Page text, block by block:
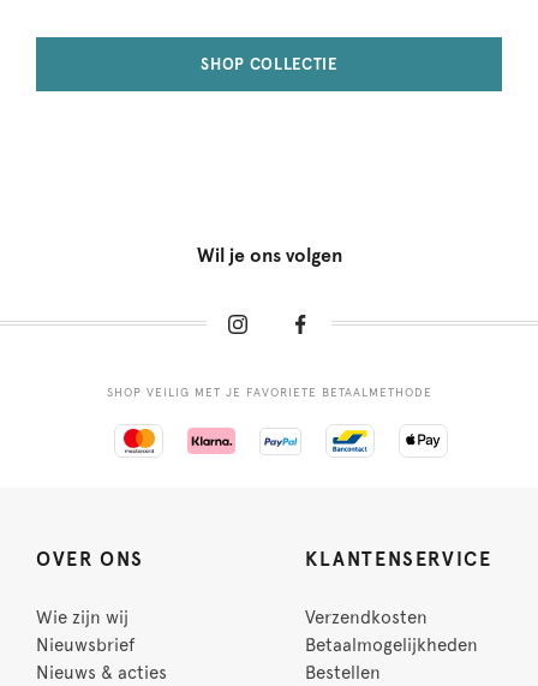
SHOP COLLECTIE
Wil je ons volgen
SHOP VEILIG MET JE FAVORIETE BETAALMETHODE
OVER ONS
Wie zijn wij
Nieuwsbrief
Nieuws & acties
KLANTENSERVICE
Verzendkosten
Betaalmogelijkheden
Bestellen